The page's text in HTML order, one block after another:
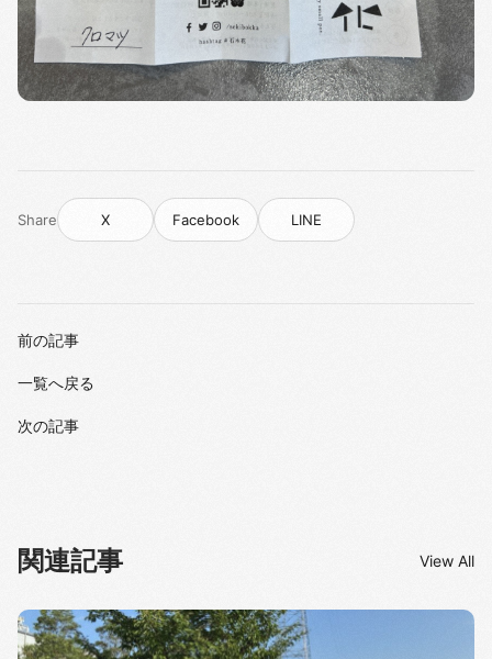
Share X Facebook LINE
前の記事
一覧へ戻る
次の記事
関連記事 View All